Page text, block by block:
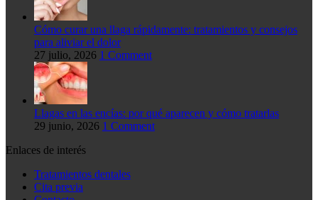
Cómo curar una llaga rápidamente: tratamientos y consejos
para aliviar el dolor
27 julio, 2026 1 Comment
Llagas en las encías: por qué aparecen y cómo tratarlas
29 junio, 2026 1 Comment
Enlaces de interés
Tratamientos dentales
Cita previa